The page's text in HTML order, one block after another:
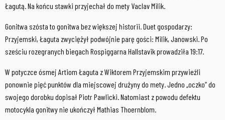
Łagutą. Na końcu stawki przyjechał do mety Vaclav Milik.
Gonitwa szósta to gonitwa bez większej historii. Duet gospodarzy:
Przyjemski, Łaguta zwyciężył podwójnie parę gości: Milik, Janowski. Po
sześciu rozegranych biegach Rospiggarna Hallstavik prowadziła 19:17.
W potyczce ósmej Artiom Łaguta z Wiktorem Przyjemskim przywieźli
ponownie pięć punktów dla miejscowej drużyny do mety. Jedno „oczko” do
swojego dorobku dopisał Piotr Pawlicki. Natomiast z powodu defektu
motocykla gonitwy nie ukończył Mathias Thoernblom.